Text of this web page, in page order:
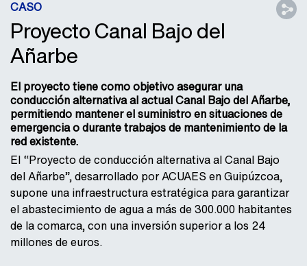
CASO
Proyecto Canal Bajo del
Añarbe
El proyecto tiene como objetivo asegurar una
conducción alternativa al actual Canal Bajo del Añarbe,
permitiendo mantener el suministro en situaciones de
emergencia o durante trabajos de mantenimiento de la
red existente.
El “Proyecto de conducción alternativa al Canal Bajo
del Añarbe”, desarrollado por ACUAES en Guipúzcoa,
supone una infraestructura estratégica para garantizar
el abastecimiento de agua a más de 300.000 habitantes
de la comarca, con una inversión superior a los 24
millones de euros.